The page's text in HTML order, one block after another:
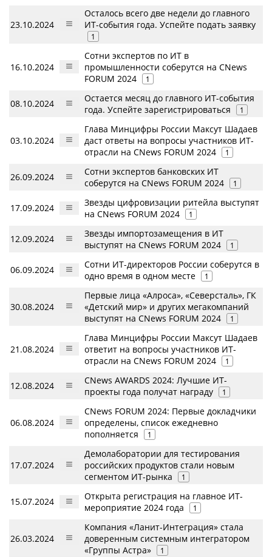
23.10.2024
Осталось всего две недели до главного
ИТ-события года. Успейте подать заявку
1
16.10.2024
Сотни экспертов по ИТ в
промышленности соберутся на CNews
FORUM 2024
1
08.10.2024
Остается месяц до главного ИТ-события
года. Успейте зарегистрироваться
1
03.10.2024
Глава Минцифры России Максут Шадаев
даст ответы на вопросы участников ИТ-
отрасли на CNews FORUM 2024
1
26.09.2024
Сотни экспертов банковских ИТ
соберутся на CNews FORUM 2024
1
17.09.2024
Звезды цифровизации ритейла выступят
на CNews FORUM 2024
1
12.09.2024
Звезды импортозамещения в ИТ
выступят на CNews FORUM 2024
1
06.09.2024
Сотни ИТ-директоров России соберутся в
одно время в одном месте
1
30.08.2024
Первые лица «Алроса», «Северсталь», ГК
«Детский мир» и других мегакомпаний
выступят на CNews FORUM 2024
1
21.08.2024
Глава Минцифры России Максут Шадаев
ответит на вопросы участников ИТ-
отрасли на CNews FORUM 2024
1
12.08.2024
CNews AWARDS 2024: Лучшие ИТ-
проекты года получат награду
1
06.08.2024
CNews FORUM 2024: Первые докладчики
определены, список ежедневно
пополняется
1
17.07.2024
Демолаборатории для тестирования
российских продуктов стали новым
сегментом ИТ-рынка
1
15.07.2024
Открыта регистрация на главное ИТ-
мероприятие 2024 года
1
26.03.2024
Компания «Ланит-Интеграция» стала
доверенным системным интегратором
«Группы Астра»
1